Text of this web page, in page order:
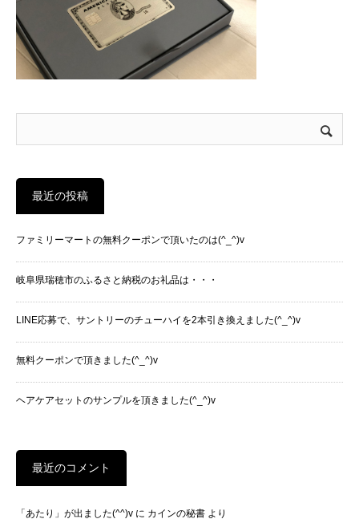
最近の投稿
ファミリーマートの無料クーポンで頂いたのは(^_^)v
岐阜県瑞穂市のふるさと納税のお礼品は・・・
LINE応募で、サントリーのチューハイを2本引き換えました(^_^)v
無料クーポンで頂きました(^_^)v
ヘアケアセットのサンプルを頂きました(^_^)v
最近のコメント
「あたり」が出ました(^^)v に カインの秘書 より